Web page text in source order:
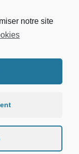
notre site
|Protection des